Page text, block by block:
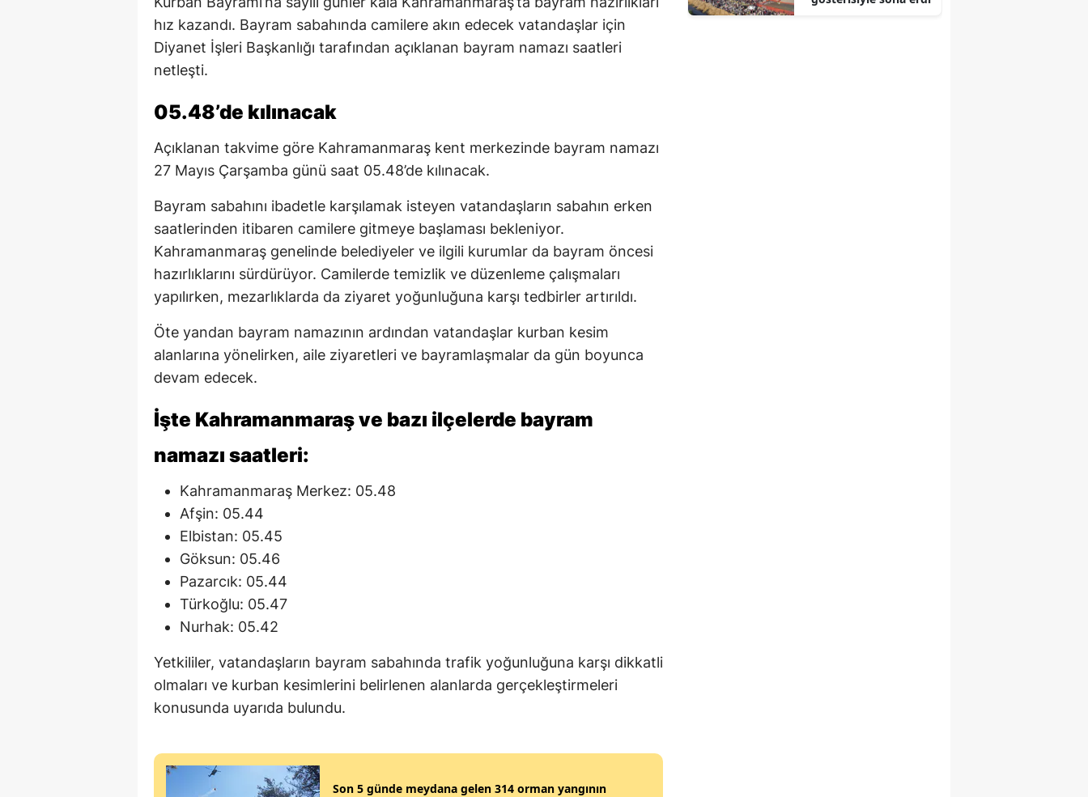
Edirne
Elazığ
Eskişehir
Giresun
Gümüşhane
Hakkari
Isparta
İstanbul
Konya
Malatya
Manisa
hız kazandı. Bayram sabahında camilere akın edecek vatandaşlar için
Diyanet İşleri Başkanlığı tarafından açıklanan bayram namazı saatleri
netleşti.
05.48’de kılınacak
Açıklanan takvime göre Kahramanmaraş kent merkezinde bayram namazı
27 Mayıs Çarşamba günü saat 05.48’de kılınacak.
Bayram sabahını ibadetle karşılamak isteyen vatandaşların sabahın erken
saatlerinden itibaren camilere gitmeye başlaması bekleniyor.
Kahramanmaraş genelinde belediyeler ve ilgili kurumlar da bayram öncesi
hazırlıklarını sürdürüyor. Camilerde temizlik ve düzenleme çalışmaları
yapılırken, mezarlıklarda da ziyaret yoğunluğuna karşı tedbirler artırıldı.
Öte yandan bayram namazının ardından vatandaşlar kurban kesim
alanlarına yönelirken, aile ziyaretleri ve bayramlaşmalar da gün boyunca
devam edecek.
İşte Kahramanmaraş ve bazı ilçelerde bayram
namazı saatleri:
Kahramanmaraş Merkez: 05.48
Afşin: 05.44
Elbistan: 05.45
Göksun: 05.46
Pazarcık: 05.44
Türkoğlu: 05.47
Nurhak: 05.42
Yetkililer, vatandaşların bayram sabahında trafik yoğunluğuna karşı dikkatli
olmaları ve kurban kesimlerini belirlenen alanlarda gerçekleştirmeleri
konusunda uyarıda bulundu.
Son 5 günde meydana gelen 314 orman yangının